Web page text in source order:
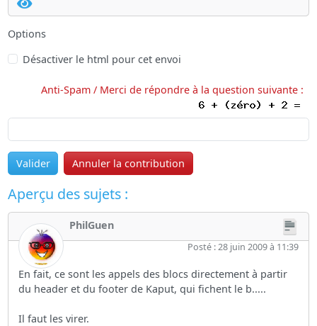
Options
Désactiver le html pour cet envoi
Anti-Spam / Merci de répondre à la question suivante :
Valider Annuler la contribution
Aperçu des sujets :
PhilGuen
Posté : 28 juin 2009 à 11:39
En fait, ce sont les appels des blocs directement à partir
du header et du footer de Kaput, qui fichent le b.....
Il faut les virer.